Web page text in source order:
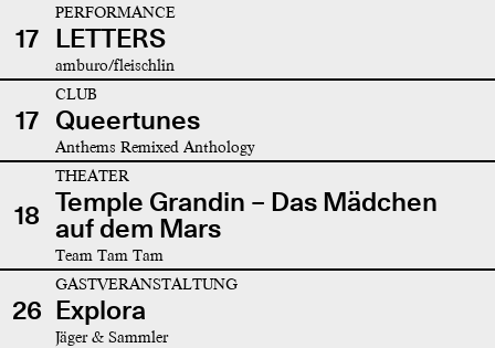
17
PERFORMANCE
LETTERS
amburo/fleischlin
17
CLUB
Queertunes
Anthems Remixed Anthology
18
THEATER
Temple Grandin – Das Mädchen
auf dem Mars
Team Tam Tam
26
GASTVERANSTALTUNG
Explora
Jäger & Sammler